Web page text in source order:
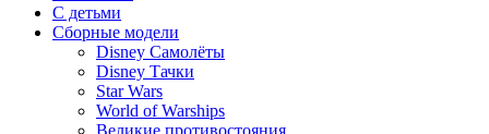
С детьми
Сборные модели
Disney Самолёты
Disney Тачки
Star Wars
World of Warships
Великие противостояния